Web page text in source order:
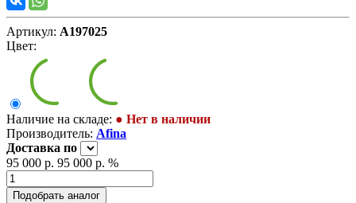
Артикул: А197025
Цвет:
Наличие на складе: ● Нет в наличии
Производитель: Afina
Доставка по
95 000 р. 95 000 р. %
Подобрать аналог